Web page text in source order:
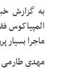
به گزارش
المپیاکوس
ماجرا بسیار
مهدی طارمی